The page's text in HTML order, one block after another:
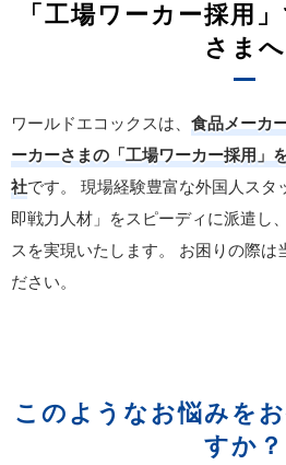
「工場ワーカー採用
さまへ
ワールドエコックスは、 食品メーカ
ーカーさまの「工場ワーカー採用」
社です。
現場経験豊富な外国人スタ
即戦力人材」をスピーディに派遣し、
スを実現いたします。
お困りの際は
ださい。
このようなお悩みを
すか？